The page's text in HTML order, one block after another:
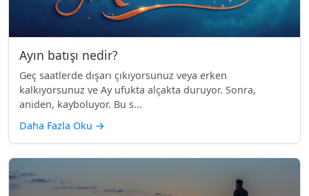
Ayın batışı nedir?
Geç saatlerde dışarı çıkıyorsunuz veya erken
kalkıyorsunuz ve Ay ufukta alçakta duruyor. Sonra,
aniden, kayboluyor. Bu s...
Daha Fazla Oku →